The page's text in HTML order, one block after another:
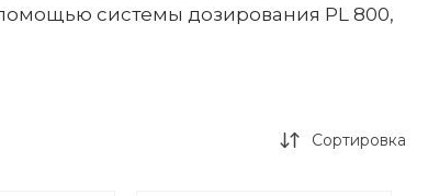
системы дозирования PL 800,
Сортировка